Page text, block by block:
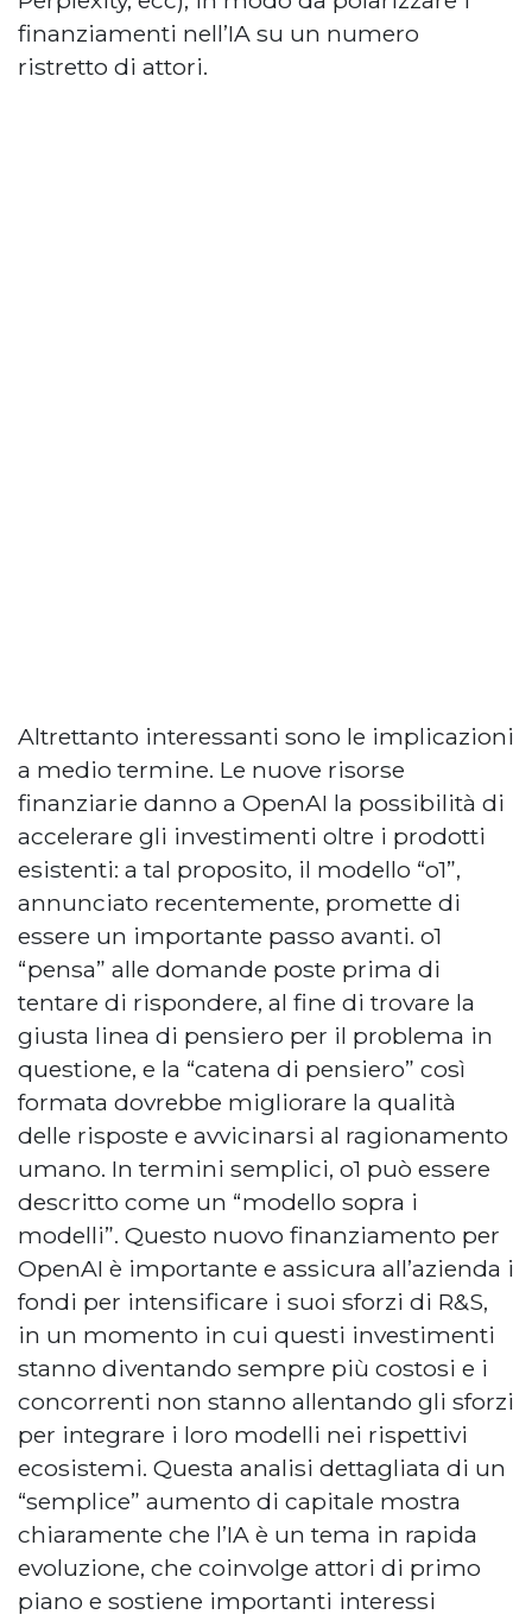
finanziamenti nell’IA su un numero
ristretto di attori.
Altrettanto interessanti sono le implicazioni
a medio termine. Le nuove risorse
finanziarie danno a OpenAI la possibilità di
accelerare gli investimenti oltre i prodotti
esistenti: a tal proposito, il modello “o1”,
annunciato recentemente, promette di
essere un importante passo avanti. o1
“pensa” alle domande poste prima di
tentare di rispondere, al fine di trovare la
giusta linea di pensiero per il problema in
questione, e la “catena di pensiero” così
formata dovrebbe migliorare la qualità
delle risposte e avvicinarsi al ragionamento
umano. In termini semplici, o1 può essere
descritto come un “modello sopra i
modelli”. Questo nuovo finanziamento per
OpenAI è importante e assicura all’azienda i
fondi per intensificare i suoi sforzi di R&S,
in un momento in cui questi investimenti
stanno diventando sempre più costosi e i
concorrenti non stanno allentando gli sforzi
per integrare i loro modelli nei rispettivi
ecosistemi. Questa analisi dettagliata di un
“semplice” aumento di capitale mostra
chiaramente che l’IA è un tema in rapida
evoluzione, che coinvolge attori di primo
piano e sostiene importanti interessi